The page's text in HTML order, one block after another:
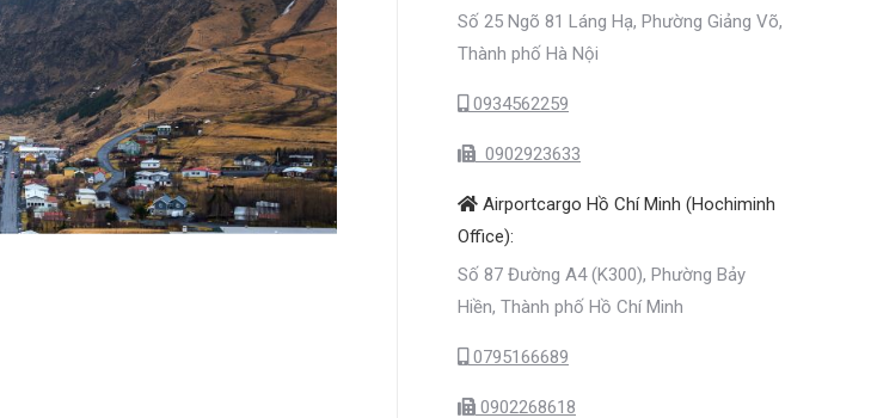
Số 25 Ngõ 81 Láng Hạ, Phường Giảng Võ,
Thành phố Hà Nội
0934562259
0902923633
Airportcargo Hồ Chí Minh (Hochiminh
Office):
Số 87 Đường A4 (K300), Phường Bảy
Hiền, Thành phố Hồ Chí Minh
0795166689
0902268618